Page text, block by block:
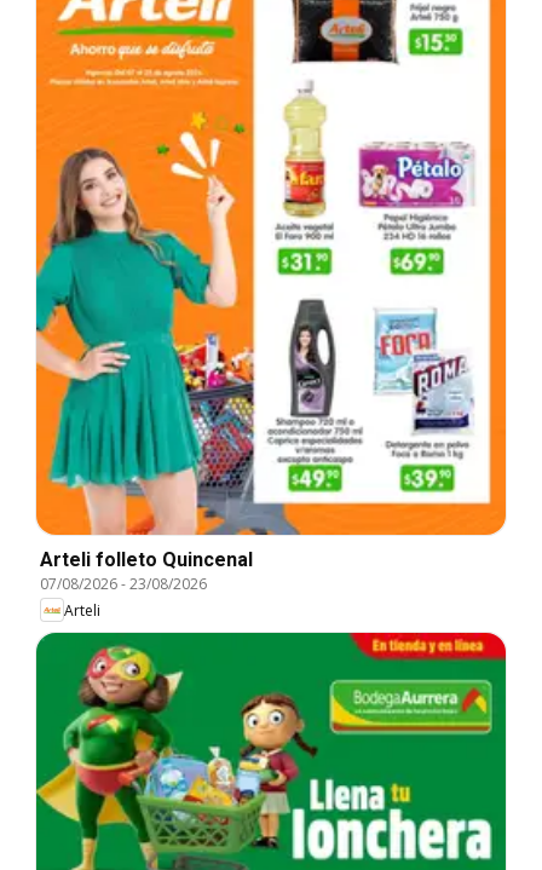
Arteli folleto Quincenal
07/08/2026-23/08/2026
Arteli